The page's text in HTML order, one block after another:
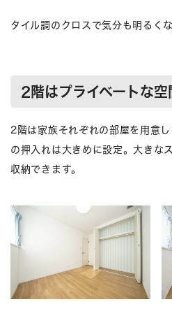
タイル調のクロスで気分も明るく
2階はプライベートな空
2階は家族それぞれの部屋を用意
の押入れは大きめに設定。大きな
収納できます。